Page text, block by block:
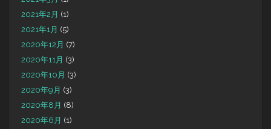
2021年2月 (1)
2021年1月 (5)
2020年12月 (7)
2020年11月 (3)
2020年10月 (3)
2020年9月 (3)
2020年8月 (8)
2020年6月 (1)